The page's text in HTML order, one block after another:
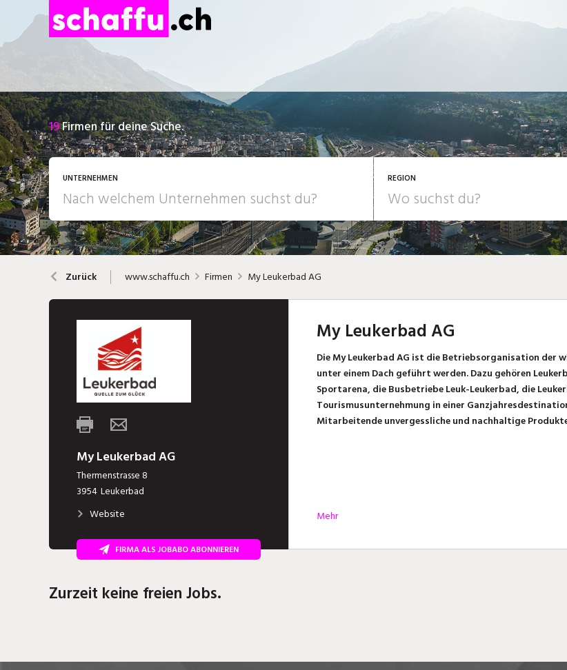
19Firmen für deine Suche.
UNTERNEHMEN REGION
Zurück www.schaffu.ch Firmen My Leukerbad AG
My Leukerbad AG
Thermenstrasse 8
3954 Leukerbad
Website
FIRMA ALS JOBABO ABONNIEREN
My Leukerbad AG
Die My Leukerbad AG ist die Betriebsorganisation
unter einem Dach geführt werden. Dazu gehören
Sportarena, die Busbetriebe Leuk-Leukerbad, die
Tourismusunternehmung in einer
Mitarbeitende unvergessliche und nachhaltige
Mehr
Zurzeit keine freien Jobs.